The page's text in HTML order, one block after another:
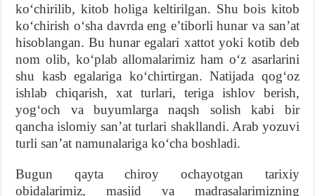
koʻchirilib, kitob holiga keltirilgan. Shu bois kitob
koʻchirish oʻsha davrda eng eʼtiborli hunar va sanʼat
hisoblangan. Bu hunar egalari xattot yoki kotib deb
nom olib, koʻplab allomalarimiz ham oʻz asarlarini
shu kasb egalariga koʻchirtirgan. Natijada qogʻoz
ishlab chiqarish, xat turlari, teriga ishlov berish,
yogʻoch va buyumlarga naqsh solish kabi bir
qancha islomiy sanʼat turlari shakllandi. Arab yozuvi
turli sanʼat namunalariga koʻcha boshladi.
Bugun qayta chiroy ochayotgan tarixiy
obidalarimiz, masjid va madrasalarimizning